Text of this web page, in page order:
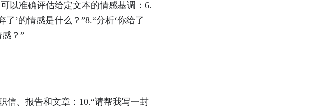
以准确评估给定文本的情感基调：6.
了’的情感是什么？”8.“分析‘你给了
？”
信、报告和文章：10.“请帮我写一封